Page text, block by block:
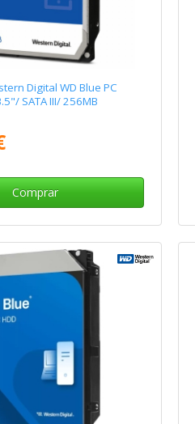
Digital WD Blue PC
SATA III/ 256MB
Comprar